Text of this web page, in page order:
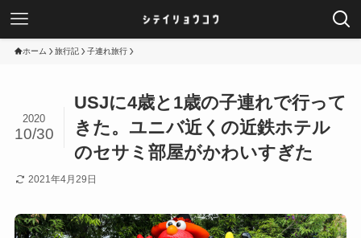
ホーム 旅行記 子連れ旅行
USJに4歳と1歳の子連れで行って
きた。ユニバ近くの近鉄ホテル
のセサミ部屋がかわいすぎた
2020
10/30
2021年4月29日